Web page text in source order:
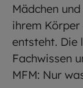
Mädchen
ihrem Körper
entsteht. Die
Fachwissen
MFM: Nur